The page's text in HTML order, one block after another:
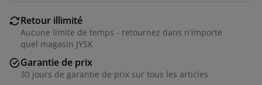
Retour illimité
Aucune limite de temps - retournez dans n'importe
quel magasin JYSK
Garantie de prix
30 jours de garantie de prix sur tous les articles